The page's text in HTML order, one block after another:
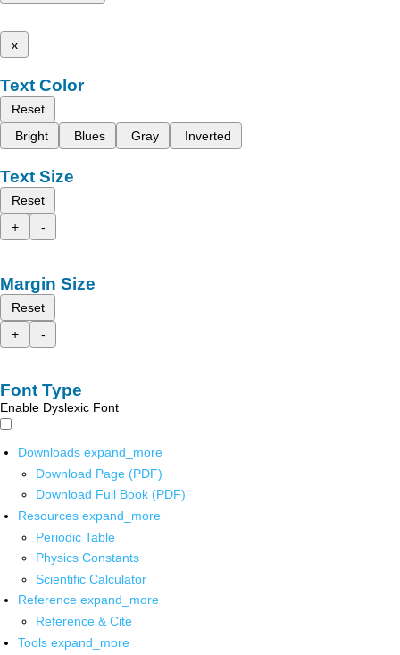
x
Text Color
Reset
Bright
Blues Gray Inverted
Text Size
Reset
+
-
Margin Size
Reset
+
-
Font Type
Enable Dyslexic Font
Downloads expand_more
Download Page (PDF)
Download Full Book (PDF)
Resources expand_more
Periodic Table
Physics Constants
Scientific Calculator
Reference expand_more
Reference & Cite
Tools expand_more